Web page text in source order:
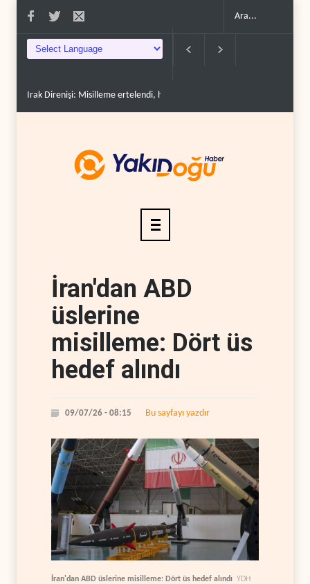
Irak Direnişi: Misilleme ertelendi, hesap kapanmadı..
İran'dan ABD
üslerine
misilleme: Dört üs
hedef alındı
09/07/26 - 08:15 Bu sayfayı yazdır
İran'dan ABD üslerine misilleme: Dört üs hedef alındı YDH